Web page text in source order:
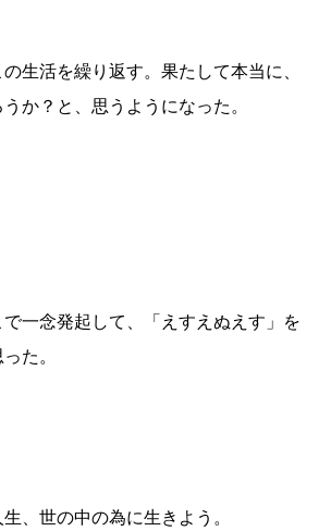
生活を繰り返す。果たして本当に、
か？と、思うようになった。
一念発起して、「えすえぬえす」を
た。
、世の中の為に生きよう。